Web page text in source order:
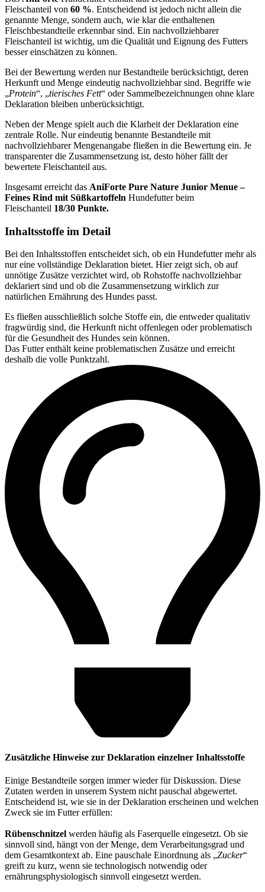
Fleischanteil von 60 %. Entscheidend ist jedoch nicht allein die
genannte Menge, sondern auch, wie klar die enthaltenen
Fleischbestandteile erkennbar sind. Ein nachvollziehbarer
Fleischanteil ist wichtig, um die Qualität und Eignung des Futters
besser einschätzen zu können.
Bei der Bewertung werden nur Bestandteile berücksichtigt, deren
Herkunft und Menge eindeutig nachvollziehbar sind. Begriffe wie
„Protein“, „tierisches Fett“ oder Sammelbezeichnungen ohne klare
Deklaration bleiben unberücksichtigt.
Neben der Menge spielt auch die Klarheit der Deklaration eine
zentrale Rolle. Nur eindeutig benannte Bestandteile mit
nachvollziehbarer Mengenangabe fließen in die Bewertung ein. Je
transparenter die Zusammensetzung ist, desto höher fällt der
bewertete Fleischanteil aus.
Insgesamt erreicht das AniForte Pure Nature Junior Menue –
Feines Rind mit Süßkartoffeln Hundefutter beim
Fleischanteil 18/30 Punkte.
Inhaltsstoffe im Detail
Bei den Inhaltsstoffen entscheidet sich, ob ein Hundefutter mehr als
nur eine vollständige Deklaration bietet. Hier zeigt sich, ob auf
unnötige Zusätze verzichtet wird, ob Rohstoffe nachvollziehbar
deklariert sind und ob die Zusammensetzung wirklich zur
natürlichen Ernährung des Hundes passt.
Es fließen ausschließlich solche Stoffe ein, die entweder qualitativ
fragwürdig sind, die Herkunft nicht offenlegen oder problematisch
für die Gesundheit des Hundes sein können.
Das Futter enthält keine problematischen Zusätze und erreicht
deshalb die volle Punktzahl.
Zusätzliche Hinweise zur Deklaration einzelner Inhaltsstoffe
Einige Bestandteile sorgen immer wieder für Diskussion. Diese
Zutaten werden in unserem System nicht pauschal abgewertet.
Entscheidend ist, wie sie in der Deklaration erscheinen und welchen
Zweck sie im Futter erfüllen:
Rübenschnitzel werden häufig als Faserquelle eingesetzt. Ob sie
sinnvoll sind, hängt von der Menge, dem Verarbeitungsgrad und
dem Gesamtkontext ab. Eine pauschale Einordnung als „Zucker“
greift zu kurz, wenn sie technologisch notwendig oder
ernährungsphysiologisch sinnvoll eingesetzt werden.